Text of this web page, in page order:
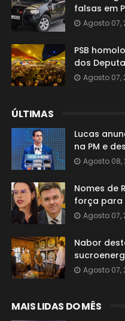
falsas em
Agosto 07,
PSB
dos
Agosto 07,
ÚLTIMAS
Lucas
na PM e
Agosto 08,
Nomes de
força para
Agosto 07,
Nabor
Agosto 07,
MAIS LIDAS DO MÊS